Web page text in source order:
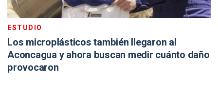
ESTUDIO
Los microplásticos también llegaron al
Aconcagua y ahora buscan medir cuánto daño
provocaron